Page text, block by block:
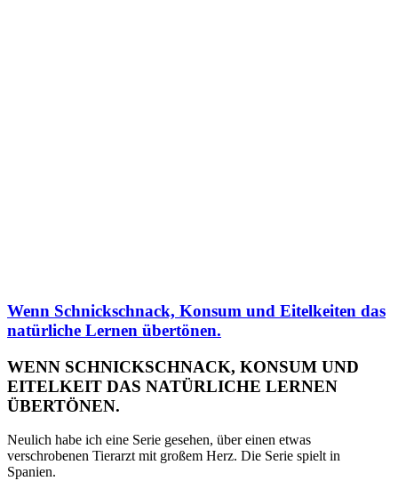
Wenn Schnickschnack, Konsum und Eitelkeiten das
natürliche Lernen übertönen.
WENN SCHNICKSCHNACK, KONSUM UND
EITELKEIT DAS NATÜRLICHE LERNEN
ÜBERTÖNEN.
Neulich habe ich eine Serie gesehen, über einen etwas
verschrobenen Tierarzt mit großem Herz. Die Serie spielt in
Spanien.